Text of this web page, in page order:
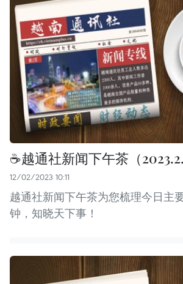
☕️越通社新闻下午茶（
12/02/2023 10:11
越通社新闻下午茶为您梳理今日主
钟，知晓天下事！